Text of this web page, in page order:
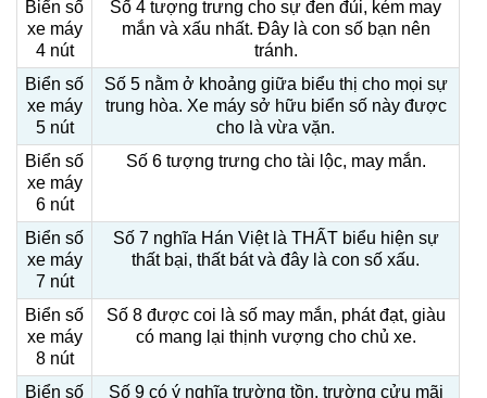
Biển số
xe máy
4 nút
Số 4 tượng trưng cho sự đen đủi, kém may
mắn và xấu nhất. Đây là con số bạn nên
tránh.
Biển số
xe máy
5 nút
Số 5 nằm ở khoảng giữa biểu thị cho mọi sự
trung hòa. Xe máy sở hữu biển số này được
cho là vừa vặn.
Biển số
xe máy
6 nút
Số 6 tượng trưng cho tài lộc, may mắn.
Biển số
xe máy
7 nút
Số 7 nghĩa Hán Việt là THẤT biểu hiện sự
thất bại, thất bát và đây là con số xấu.
Biển số
xe máy
8 nút
Số 8 được coi là số may mắn, phát đạt, giàu
có mang lại thịnh vượng cho chủ xe.
Biển số
Số 9 có ý nghĩa trường tồn, trường cửu mãi